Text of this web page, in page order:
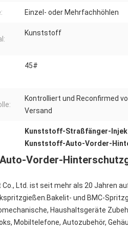
Einzel- oder Mehrfachhöhlen
Kunststoff
45#
Kontrolliert und Reconfirmed
Versand
Kunststoff-Straßfänger-
Kunststoff-Auto-Vorder-
Vorder-
Co., Ltd. ist seit mehr als 20 Jahren
und BMC-
Haushaltsgeräte
Mobiltelefone, Autozubehör,